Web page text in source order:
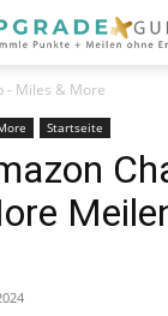
- Miles & More
Startseite